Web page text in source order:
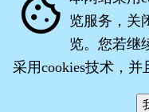
·
cookie 览服务，关
览。您若继
采用cookies技术，